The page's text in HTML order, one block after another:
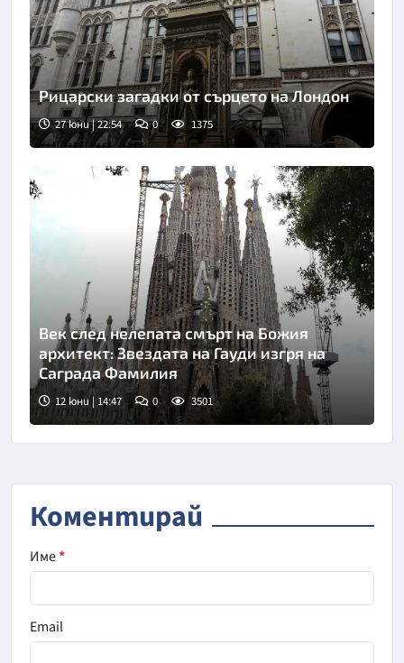
Рицарски загадки от сърцето на Лондон
27 юни | 22:54 0 1375
Век след нелепата смърт на Божия
архитект: Звездата на Гауди изгря на
Саграда Фамилия
12 юни | 14:47 0 3501
Коментирай
Име*
Email